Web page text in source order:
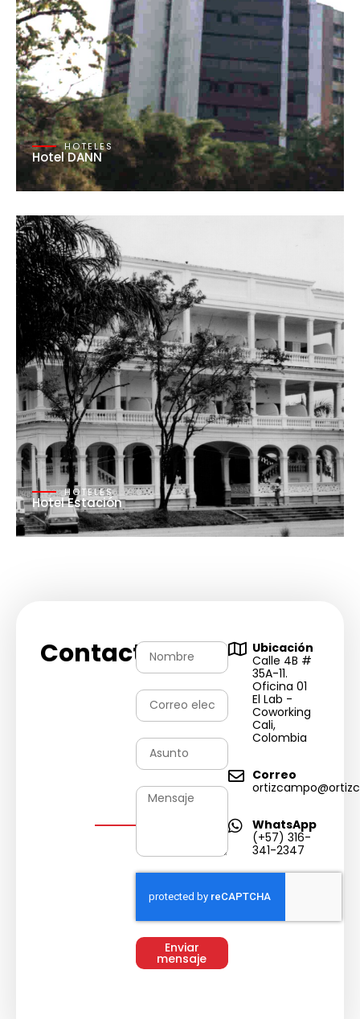
HOTELES
Hotel DANN
HOTELES
Hotel Estación
Contactános
Enviar
mensaje
Ubicación
Calle 4B #
35A-11.
Oficina 01
El Lab -
Coworking
Cali,
Colombia
Correo
WhatsApp
(+57) 316-
341-2347